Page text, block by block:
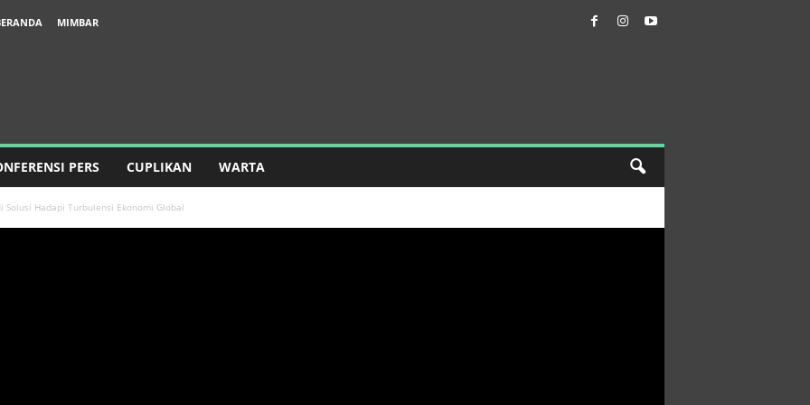
MIMBAR
PERS CUPLIKAN WARTA
Solusi Hadapi Turbulensi Ekonomi Global